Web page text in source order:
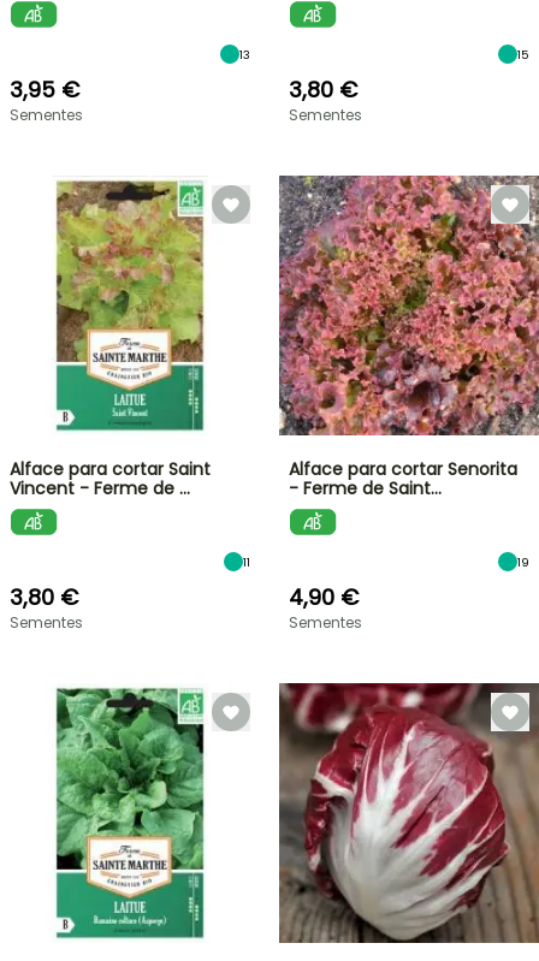
13
3,95 €
Sementes
15
3,80 €
Sementes
Alface para cortar Saint
Vincent - Ferme de …
11
3,80 €
Sementes
Alface para cortar Senorita
- Ferme de Saint…
19
4,90 €
Sementes